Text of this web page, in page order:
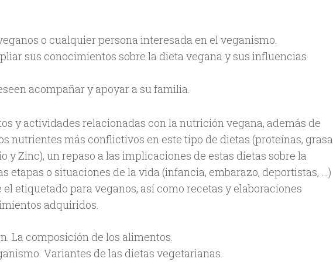
o cualquier persona interesada en el veganismo.
sus conocimientos sobre la dieta vegana y sus influencias
acompañar y apoyar a su familia.
y actividades relacionadas con la nutrición vegana, además de
nutrientes más conflictivos en este tipo de dietas (proteínas, grasa
y Zinc), un repaso a las implicaciones de estas dietas sobre la
etapas o situaciones de la vida (infancia, embarazo, deportistas, …)
etiquetado para veganos, así como recetas y elaboraciones
adquiridos.
La composición de los alimentos.
Variantes de las dietas vegetarianas.